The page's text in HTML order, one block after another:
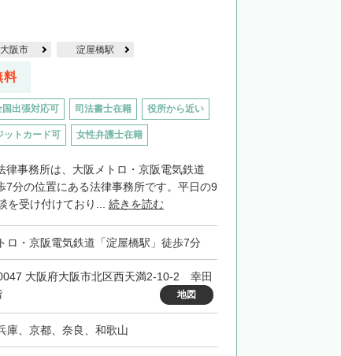
大阪市 淀屋橋駅
料
国出張対応可 司法書士在籍 役所から近い
ットカード可 女性弁護士在籍
律事務所は、大阪メトロ・京阪電気鉄道
7分の位置にある法律事務所です。平日の9
を受け付けており... 続きを読む
ロ・京阪電気鉄道「淀屋橋駅」徒歩7分
大阪府大阪市北区西天満2-10-2 幸田
地図
庫、京都、奈良、和歌山